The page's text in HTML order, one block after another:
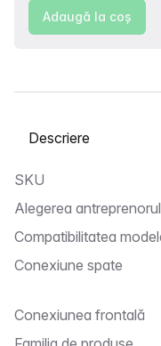
Adaugă la coş
Selectați o filă
SKU
Alegerea
Compatibilitatea
Conexiune spate
Conexiunea frontală